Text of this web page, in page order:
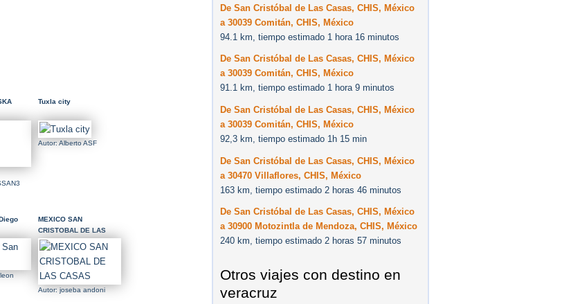
Tuxla city
Autor: Alberto ASF
MEXICO SAN
CRISTOBAL DE LAS
CASAS
Autor: joseba andoni
De San Cristóbal de Las Casas, CHIS, México
a 30039 Comitán, CHIS, México
94.1 km, tiempo estimado 1 hora 16 minutos
De San Cristóbal de Las Casas, CHIS, México
a 30039 Comitán, CHIS, México
91.1 km, tiempo estimado 1 hora 9 minutos
De San Cristóbal de Las Casas, CHIS, México
a 30039 Comitán, CHIS, México
92,3 km, tiempo estimado 1h 15 min
De San Cristóbal de Las Casas, CHIS, México
a 30470 Villaflores, CHIS, México
163 km, tiempo estimado 2 horas 46 minutos
De San Cristóbal de Las Casas, CHIS, México
a 30900 Motozintla de Mendoza, CHIS, México
240 km, tiempo estimado 2 horas 57 minutos
Otros viajes con destino en
veracruz